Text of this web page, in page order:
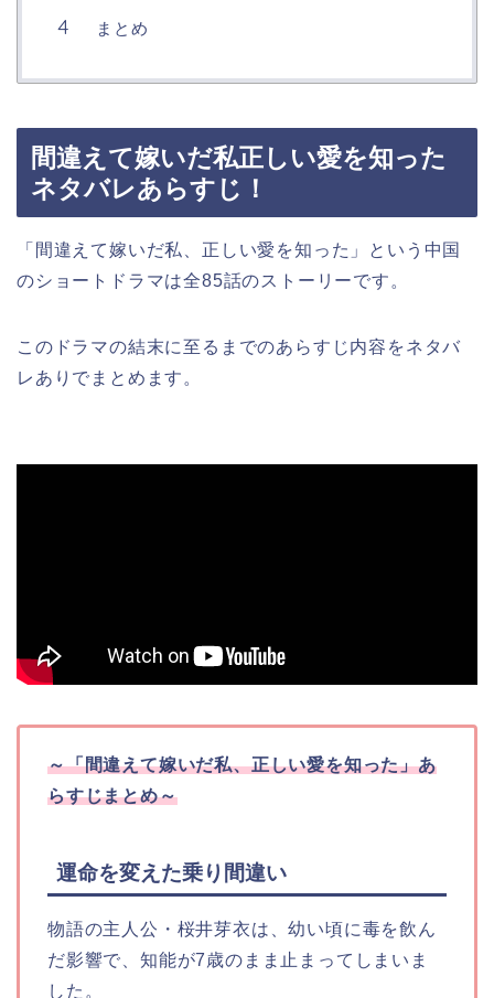
まとめ
間違えて嫁いだ私正しい愛を知った
ネタバレあらすじ！
「間違えて嫁いだ私、正しい愛を知った」
という中国
のショートドラマは全85話のストーリーです。
このドラマの結末に至るまでのあらすじ内容をネタバ
レありでまとめます。
～「間違えて嫁いだ私、正しい愛を知った」あ
らすじまとめ～
運命を変えた乗り間違い
物語の主人公・桜井芽衣は、幼い頃に毒を飲ん
だ影響で、知能が7歳のまま止まってしまいま
した。